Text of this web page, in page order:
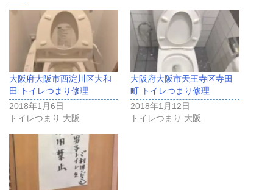
大阪府大阪市西淀川区大和
田 トイレつまり修理
2018年1月6日
トイレつまり 大阪
大阪府大阪市天王寺区寺田
町 トイレつまり修理
2018年1月12日
トイレつまり 大阪